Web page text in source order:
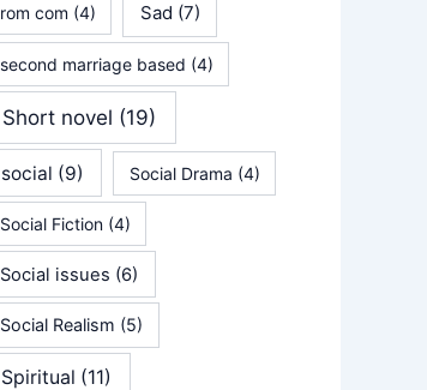
rom com (4) Sad (7)
second marriage based (4)
Short novel (19)
social (9) Social Drama (4)
Social Fiction(4)
Social issues (6)
Social Realism (5)
Spiritual (11)